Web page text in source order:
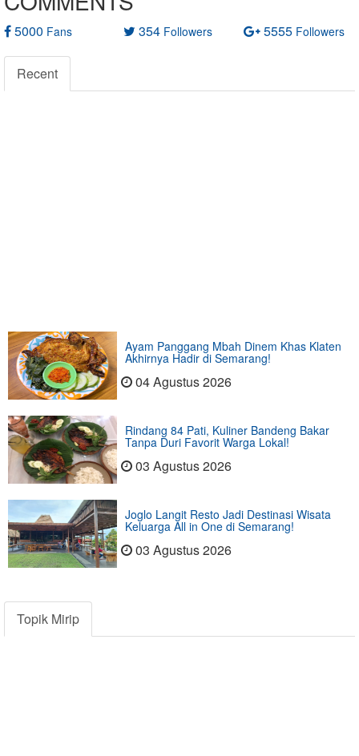
5000 Fans 354 Followers 5555 Followers
Recent
Ayam Panggang Mbah Dinem Khas Klaten
Akhirnya Hadir di Semarang!
04 Agustus 2026
Rindang 84 Pati, Kuliner Bandeng Bakar
Tanpa Duri Favorit Warga Lokal!
03 Agustus 2026
Joglo Langit Resto Jadi Destinasi Wisata
Keluarga All in One di Semarang!
03 Agustus 2026
Topik Mirip